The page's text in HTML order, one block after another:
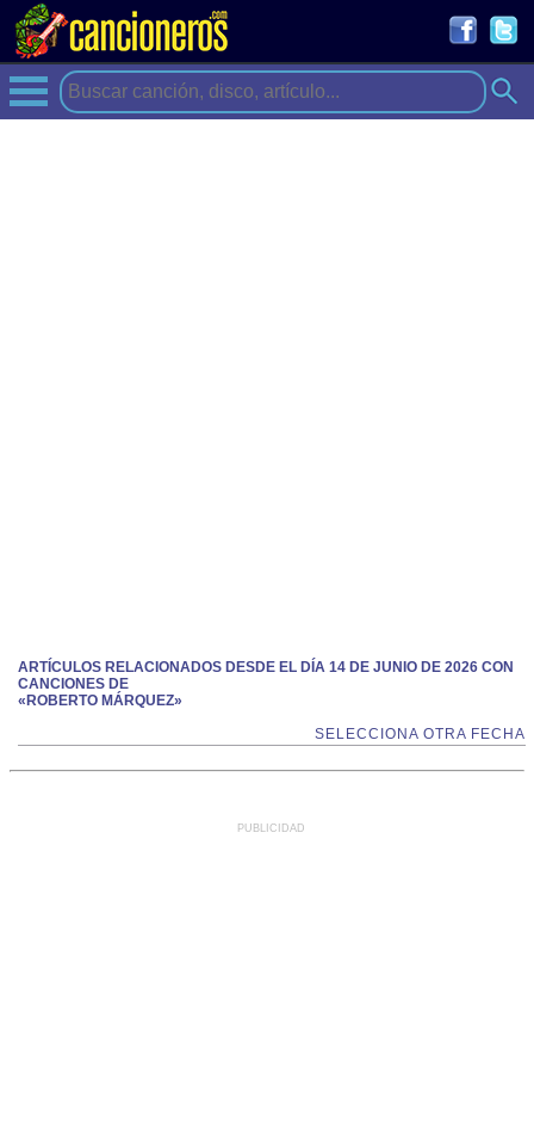
ARTÍCULOS RELACIONADOS DESDE EL DÍA 14 DE JUNIO DE 2026 CON
CANCIONES DE
«ROBERTO MÁRQUEZ»
SELECCIONA OTRA FECHA
PUBLICIDAD